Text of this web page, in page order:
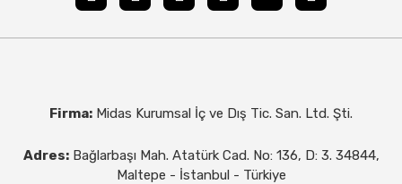
Firma: Midas Kurumsal İç ve Dış Tic. San. Ltd. Şti.
Adres: Bağlarbaşı Mah. Atatürk Cad. No: 136, D: 3. 34844,
Maltepe - İstanbul - Türkiye